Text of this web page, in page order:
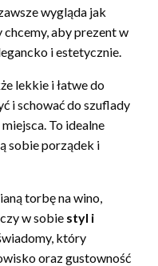
wygląda jak
chcemy, aby prezent w
i estetycznie.
lekkie i łatwe do
i schować do szuflady
To idealne
sobie porządek i
torbę na wino,
w sobie styl i
który
oraz gustowność